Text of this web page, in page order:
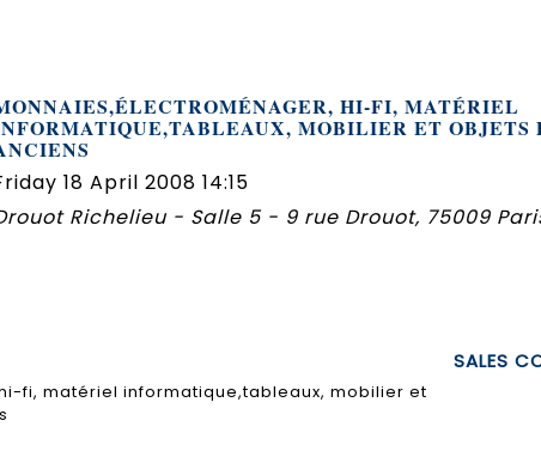
HI-FI, MATÉRIEL
MOBILIER ET OBJETS
18 April 2008 14:15
Richelieu - Salle 5 - 9 rue Drouot, 75009
fi, matériel informatique,tableaux, mobilier et
SALES